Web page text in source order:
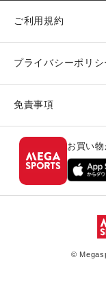
ご利用規約
プライバシーポリシ
免責事項
お買い
©